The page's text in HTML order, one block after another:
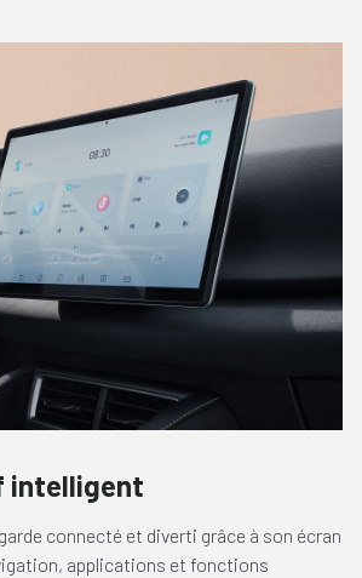
intelligent
connecté et diverti grâce à son écran
applications et fonctions